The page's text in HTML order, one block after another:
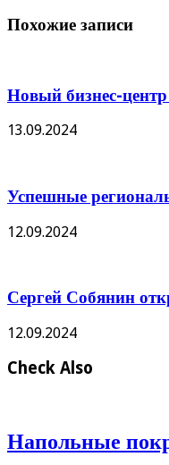
Похожие записи
Новый бизнес-
13.09.2024
Успешные
12.09.2024
Сергей Собянин
12.09.2024
Check Also
Напольные